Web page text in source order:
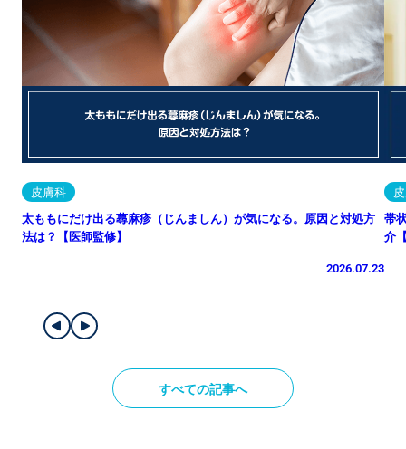
皮膚科
太ももにだけ出る蕁麻疹（じんましん）が気になる。原因と対処方
法は？【医師監修】
2026.07.23
帯
介
すべての記事へ